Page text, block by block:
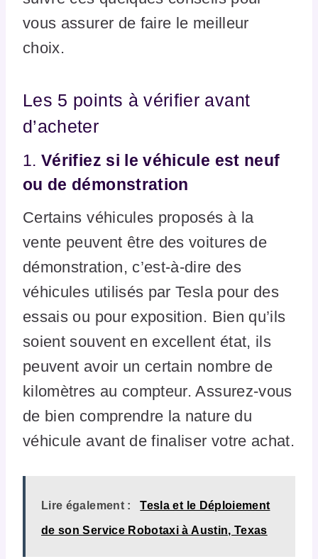
vous assurer de faire le meilleur
choix.
Les 5 points à vérifier avant
d’acheter
1.Vérifiez si le véhicule est neuf
ou de démonstration
Certains véhicules proposés à la
vente peuvent être des voitures de
démonstration, c’est-à-dire des
véhicules utilisés par Tesla pour des
essais ou pour exposition. Bien qu’ils
soient souvent en excellent état, ils
peuvent avoir un certain nombre de
kilomètres au compteur. Assurez-vous
de bien comprendre la nature du
véhicule avant de finaliser votre achat.
Lire également : Tesla et le Déploiement
de son Service Robotaxi à Austin, Texas